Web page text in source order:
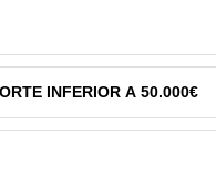
INFERIOR A 50.000€